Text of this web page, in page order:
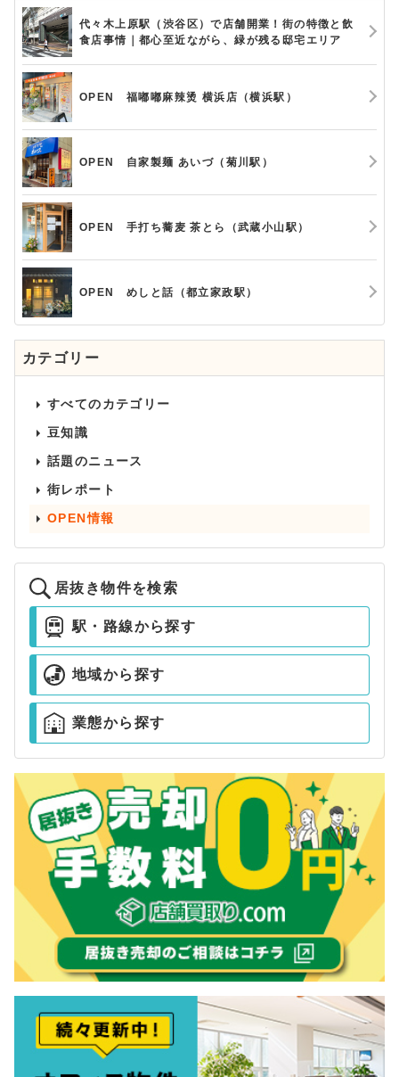
代々木上原駅（渋谷区）で店舗開業！街の特徴と飲
食店事情｜都心至近ながら、緑が残る邸宅エリア
OPEN 福嘟嘟麻辣烫 横浜店（横浜駅）
OPEN 自家製麺 あいづ（菊川駅）
OPEN 手打ち蕎麦 茶とら（武蔵小山駅）
OPEN めしと話（都立家政駅）
カテゴリー
すべてのカテゴリー
豆知識
話題のニュース
街レポート
OPEN情報
居抜き物件を検索
駅・路線から探す
地域から探す
業態から探す